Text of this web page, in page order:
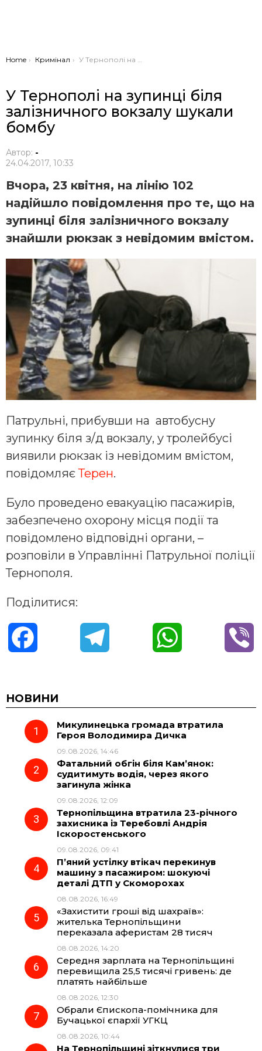
You are here:
Home Кримінал У Тернополі на зупинці біля залізничного вокзалу шукали бомбу
У Тернополі на зупинці біля
залізничного вокзалу шукали
бомбу
Автор: -
24.04.2017, 10:33
Вчора, 23 квітня, на лінію 102
надійшло повідомлення про те, що на
зупинці біля залізничного вокзалу
знайшли рюкзак з невідомим вмістом.
Патрульні, прибувши на автобусну
зупинку біля з/д вокзалу, у тролейбусі
виявили рюкзак із невідомим вмістом,
повідомляєТерен.
Було проведено евакуацію пасажирів,
забезпечено охорону місця події та
повідомлено відповідні органи, –
розповіли в Управлінні Патрульної поліції
Тернополя.
Поділитися:
c
e
o
o
e
g
r
a
t
p
НОВИНИ
Микулинецька громада втратила
Героя Володимира Дичка
09.08.2026, 14:46
Фатальний обгін біля Кам’янок:
судитимуть водія, через якого
загинула жінка
09.08.2026, 12:09
Тернопільщина втратила 23-річного
захисника із Теребовлі Андрія
Іскоростенського
09.08.2026, 09:41
П’яний устілку втікач перекинув
машину з пасажиром: шокуючі
деталі ДТП у Скоморохах
08.08.2026, 16:49
«Захистити гроші від шахраїв»:
жителька Тернопільщини
переказала аферистам 28 тисяч
08.08.2026, 14:20
Середня зарплата на Тернопільщині
перевищила 25,5 тисячі гривень: де
платять найбільше
08.08.2026, 12:30
Обрали Єпископа-помічника для
Бучацької єпархії УГКЦ
08.08.2026, 10:44
На Тернопільщині зіткнулися три